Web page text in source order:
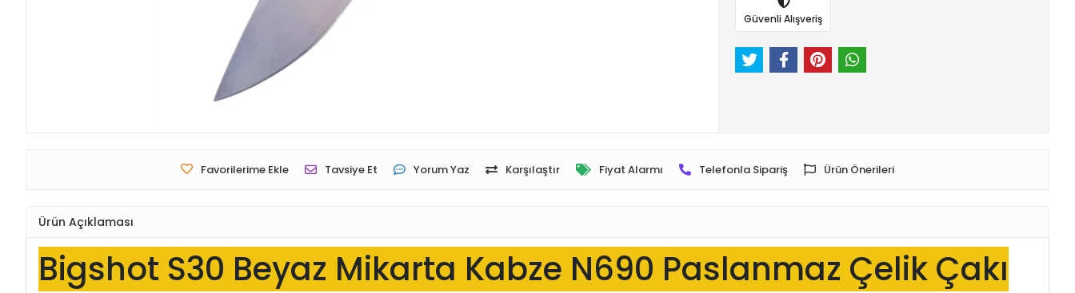
Güvenli Alışveriş
Favorilerime Ekle Tavsiye Et Yorum Yaz Karşılaştır Fiyat Alarmı Telefonla Sipariş Ürün Önerileri
Ürün Açıklaması
Bigshot S30 Beyaz Mikarta Kabze N690 Paslanmaz Çelik Çakı